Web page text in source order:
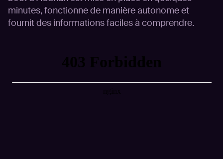
minutes, fonctionne de manière autonome et
fournit des informations faciles à comprendre.